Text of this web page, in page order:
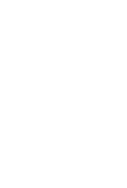
kötények